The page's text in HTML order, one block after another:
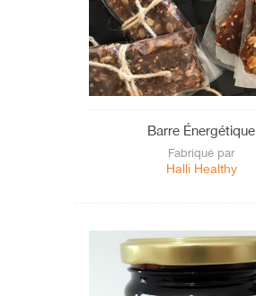
Barre Énergétique
Fabriqué par
Halli Healthy